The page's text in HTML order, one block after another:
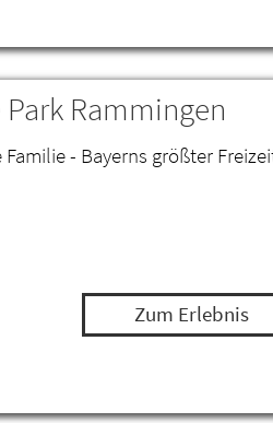
Rammingen
Familie - Bayerns größter
Zum Erlebnis